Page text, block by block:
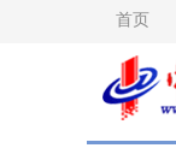
首页